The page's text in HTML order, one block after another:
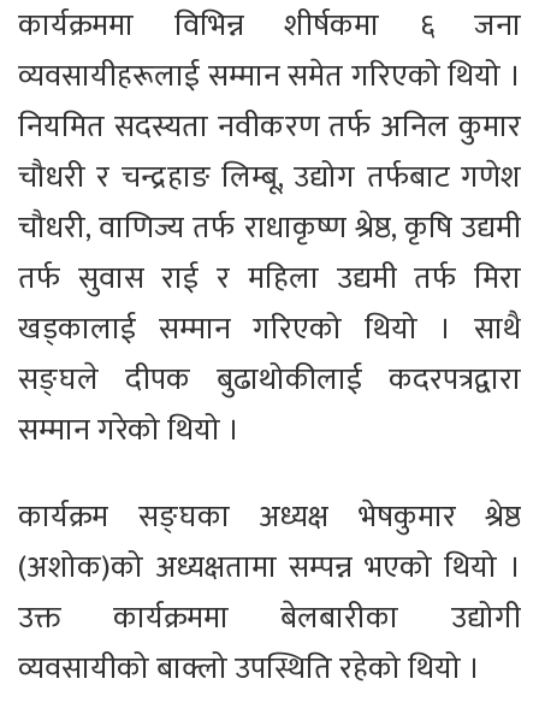
कार्यक्रममा विभिन्न शीर्षकमा ६ जना
व्यवसायीहरूलाई सम्मान समेत गरिएको थियो ।
नियमित सदस्यता नवीकरण तर्फ अनिल कुमार
चौधरी र चन्द्रहाङ लिम्बू, उद्योग तर्फबाट गणेश
चौधरी, वाणिज्य तर्फ राधाकृष्ण श्रेष्ठ, कृषि उद्यमी
तर्फ सुवास राई र महिला उद्यमी तर्फ मिरा
खड्कालाई सम्मान गरिएको थियो । साथै
सङ्घले दीपक बुढाथोकीलाई कदरपत्रद्वारा
सम्मान गरेको थियो ।
कार्यक्रम सङ्घका अध्यक्ष भेषकुमार श्रेष्ठ
(अशोक)को अध्यक्षतामा सम्पन्न भएको थियो ।
उक्त कार्यक्रममा बेलबारीका उद्योगी
व्यवसायीको बाक्लो उपस्थिति रहेको थियो ।